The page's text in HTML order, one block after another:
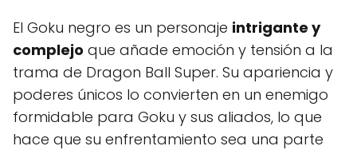
El Goku negro es un personaje intrigante y
complejo que añade emoción y tensión a la
trama de Dragon Ball Super. Su apariencia y
poderes únicos lo convierten en un enemigo
formidable para Goku y sus aliados, lo que
hace que su enfrentamiento sea una parte